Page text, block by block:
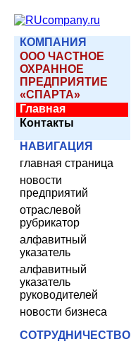
КОМПАНИЯ
ООО ЧАСТНОЕ
ОХРАННОЕ
ПРЕДПРИЯТИЕ
«СПАРТА»
Главная
Контакты
НАВИГАЦИЯ
главная страница
новости
предприятий
отраслевой
рубрикатор
алфавитный
указатель
алфавитный
указатель
руководителей
новости бизнеса
СОТРУДНИЧЕСТВО